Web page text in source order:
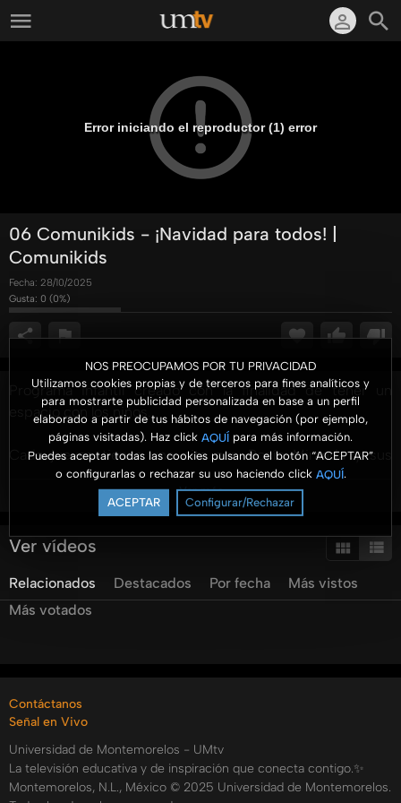
NOS PREOCUPAMOS POR TU PRIVACIDAD
Utilizamos cookies propias y de terceros para fines analíticos y
para mostrarte publicidad personalizada en base a un perfil
elaborado a partir de tus hábitos de navegación (por ejemplo,
páginas visitadas). Haz click AQUÍ para más información.
Puedes aceptar todas las cookies pulsando el botón “ACEPTAR”
o configurarlas o rechazar su uso haciendo click AQUÍ.
ACEPTAR Configurar/Rechazar
Error iniciando el reproductor (1) error
06 Comunikids - ¡Navidad para todos! |
Comunikids
Fecha: 28/10/2025
Gusta: 0 (0%)
Programa infantil creado con la finalidad de tener un
espacio con los niños.
Cada jueves tienes una cita con Rocío Miranda y sus
invitados especiales que harán que salgas de tu rutina con
sus distintos temas...¡No te lo puedes perder!
Tags:
umtv universidad de montemorelos comunikids rocio
miranda rocío miranda navidad para todos
manualidad
Ver más
Ver vídeos
Relacionados Destacados Por fecha
Más vistos
Más votados
Contáctanos
Señal en Vivo
Universidad de Montemorelos - UMtv
La televisión educativa y de inspiración que conecta contigo.✨
Montemorelos, N.L., México © 2025 Universidad de Montemorelos.